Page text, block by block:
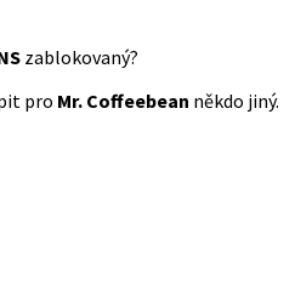
zablokovaný?
pro Mr. Coffeebean někdo jiný.